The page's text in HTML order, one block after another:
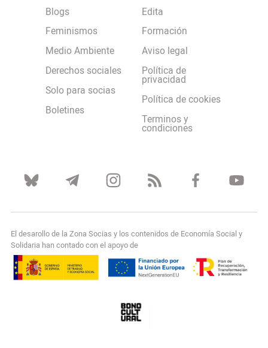
Blogs
Feminismos
Medio Ambiente
Derechos sociales
Solo para socias
Boletines
Edita
Formación
Aviso legal
Política de
privacidad
Política de cookies
Terminos y
condiciones
El desarollo de la Zona Socias y los contenidos de Economía Social y
Solidaria han contado con el apoyo de